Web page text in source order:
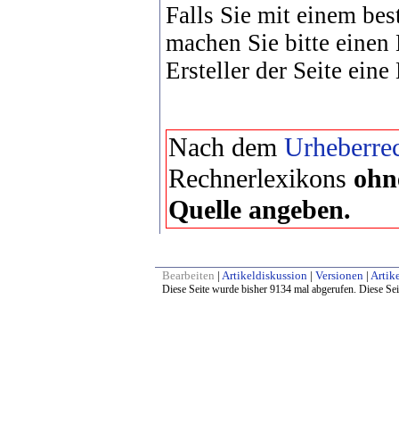
Falls Sie mit einem
machen Sie bitte
Ersteller der Seite
Nach dem
Rechnerlexikons
Quelle angeben.
Bearbeiten | Artikeldiskussion | Versionen |
Diese Seite wurde bisher 9134 mal abgerufen. Diese